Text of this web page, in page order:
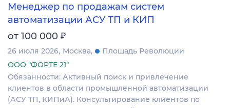
Менеджер по продажам систем
автоматизации АСУ ТП и КИП
от 100 000 ₽
26 июля 2026 Москва
Площадь Революции
ООО "ФОРТЕ 21"
Обязанности: Активный поиск и привлечение
клиентов в области промышленной автоматизации
(АСУ ТП, КИПиА). Консультирование клиентов по